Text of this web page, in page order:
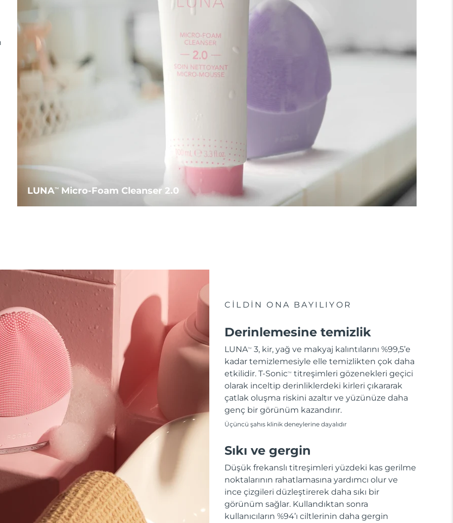
LUNATMMicro-Foam Cleanser 2.0
CİLDİN ONA BAYILIYOR
Derinlemesine temizlik
LUNATM
3, kir, yağ ve makyaj kalıntılarını %99,5’e
kadar temizlemesiyle elle temizlikten çok daha
etkilidir. T-SonicTM
titreşimleri gözenekleri geçici
olarak inceltip derinliklerdeki kirleri çıkararak
çatlak oluşma riskini azaltır ve yüzünüze daha
genç bir görünüm kazandırır.
Üçüncü şahıs klinik deneylerine dayalıdır
Sıkı ve gergin
Düşük frekanslı titreşimleri yüzdeki kas gerilme
noktalarının rahatlamasına yardımcı olur ve
ince çizgileri düzleştirerek daha sıkı bir
görünüm sağlar. Kullandıktan sonra
kullanıcıların %94’ı ciltlerinin daha gergin